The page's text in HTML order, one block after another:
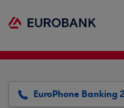
EuroPhone Banking